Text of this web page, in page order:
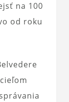
na 100
od roku